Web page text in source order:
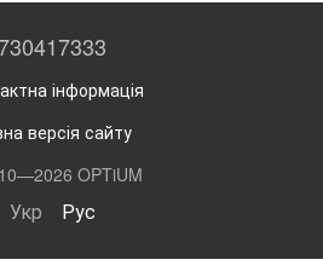
інформація
версія сайту
OPTiUM
Укр Рус